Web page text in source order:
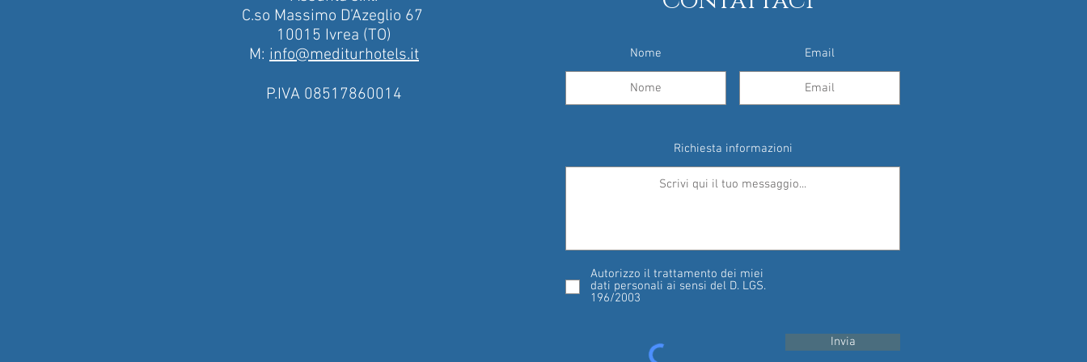
C.so Massimo D’Azeglio 67
10015 Ivrea (TO)
M: info@mediturhotels.it
P.IVA 08517860014
Nome Email
Richiesta informazioni
Autorizzo il trattamento dei miei
dati personali ai sensi del D. LGS.
196/2003
Invia